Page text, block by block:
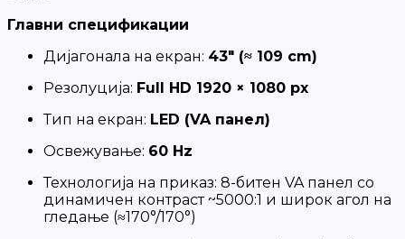
Главни спецификации
Дијагонала на екран: 43″ (≈ 109 cm)
Резолуција: Full HD 1920 × 1080 px
Тип на екран: LED (VA панел)
Освежување: 60 Hz
Технологија на приказ: 8-битен VA панел со
динамичен контраст ~5000:1 и широк агол на
гледање (≈170°/170°)